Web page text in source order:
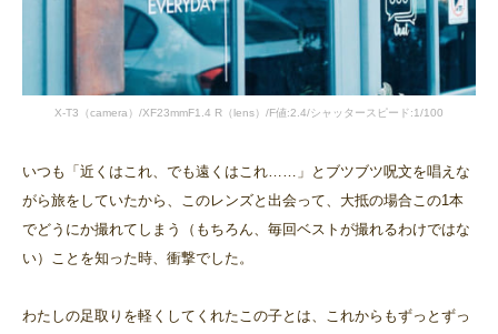
X-T3（camera）/XF23mmF1.4 R（lens）/F値:2.4/シャッタースピード:1/100
いつも「近くはこれ、でも遠くはこれ……」とブツブツ呪文を唱えな
がら旅をしていたから、このレンズと出会って、大抵の場合この1本
でどうにか撮れてしまう（もちろん、毎回ベストが撮れるわけではな
い）ことを知った時、衝撃でした。
わたしの足取りを軽くしてくれたこの子とは、これからもずっとずっ